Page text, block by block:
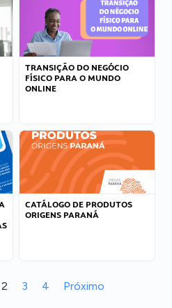
TRANSIÇÃO DO NEGÓCIO
FÍSICO PARA O MUNDO
ONLINE
CATÁLOGO DE PRODUTOS
ORIGENS PARANÁ
2 3 4 Próximo